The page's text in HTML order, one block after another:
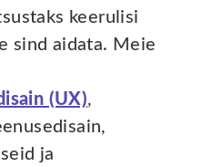
keerulisi
sind aidata. Meie
(UX),
ja